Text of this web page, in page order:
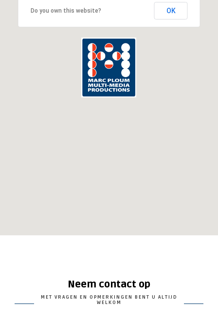
Do you own this website? OK
Neem contact op
MET VRAGEN EN OPMERKINGEN BENT U ALTIJD
WELKOM